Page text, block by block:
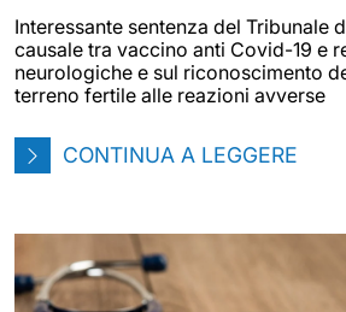
Interessante sentenza del Tribunale
causale tra vaccino anti Covid-19 e
neurologiche e sul riconoscimento
terreno fertile alle reazioni avverse
CONTINUA A LEGGERE